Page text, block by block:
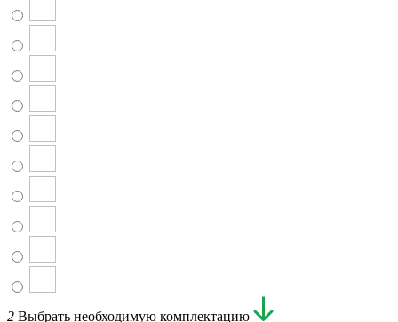
2 Выбрать необходимую комплектацию